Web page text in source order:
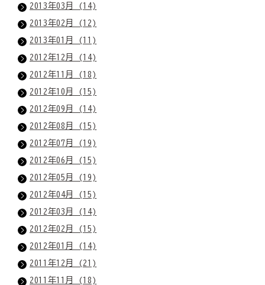
2013年03月 (14)
2013年02月 (12)
2013年01月 (11)
2012年12月 (14)
2012年11月 (18)
2012年10月 (15)
2012年09月 (14)
2012年08月 (15)
2012年07月 (19)
2012年06月 (15)
2012年05月 (19)
2012年04月 (15)
2012年03月 (14)
2012年02月 (15)
2012年01月 (14)
2011年12月 (21)
2011年11月 (18)